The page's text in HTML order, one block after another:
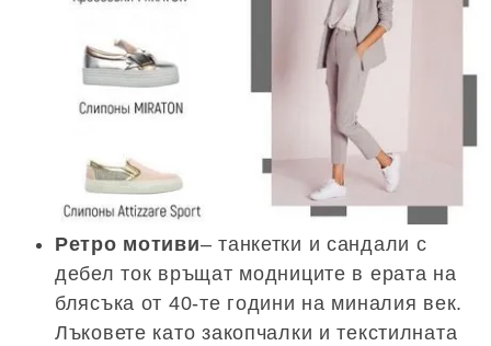
Ретро мотиви– танкетки и сандали с
дебел ток връщат модниците в ерата на
блясъка от 40-те години на миналия век.
Лъковете като закопчалки и текстилната